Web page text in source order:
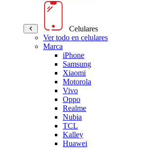
Celulares
Ver todo en celulares
Marca
iPhone
Samsung
Xiaomi
Motorola
Vivo
Oppo
Realme
Nubia
TCL
Kalley
Huawei